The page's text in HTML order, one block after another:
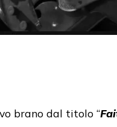
brano dal titolo “